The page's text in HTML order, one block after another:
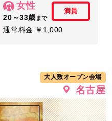
女性
20～33歳 まで
満員
通常料金 ￥1,000
大人数オープン会場
名古屋